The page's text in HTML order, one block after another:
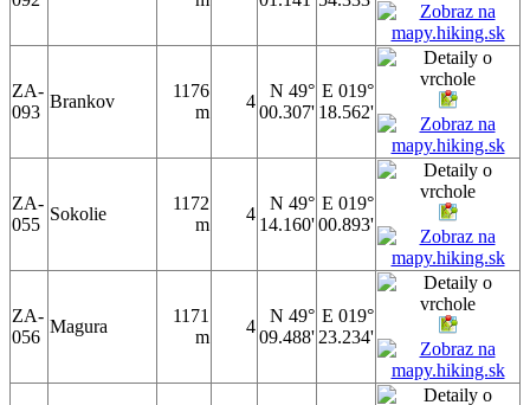
ZA-
093
Brankov
1176
m
4
N 49°
00.307'
E 019°
18.562'
ZA-
055
Sokolie
1172
m
4
N 49°
14.160'
E 019°
00.893'
ZA-
056
Magura
1171
m
4
N 49°
09.488'
E 019°
23.234'